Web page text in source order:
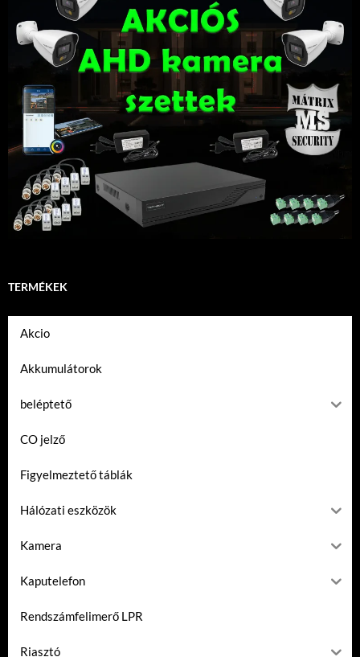
TERMÉKEK
Akcio
Akkumulátorok
beléptető
CO jelző
Figyelmeztető táblák
Hálózati eszközök
Kamera
Kaputelefon
Rendszámfelimerő LPR
Riasztó